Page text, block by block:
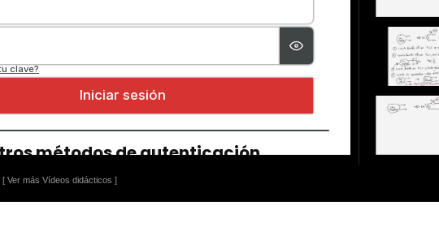
[ Ver más Vídeos didácticos ]